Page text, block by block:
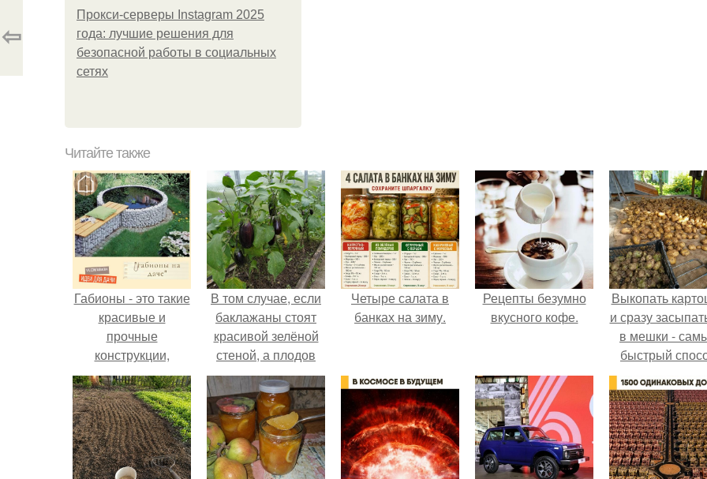
Прокси-серверы Instagram 2025
года: лучшие решения для
безопасной работы в социальных
сетях
⇦
Читайте также
Габионы - это такие
красивые и
прочные
конструкции,
которые
используют для
укрепления
берегов, создания
декоративных стен
и ландшафтных
В том случае, если
баклажаны стоят
красивой зелёной
стеной, а плодов
почти не видно -
радоваться тут
нечему.
Четыре салата в
банках на зиму.
Рецепты безумно
вкусного кофе.
Выкопать
и сразу
в мешки -
быстрый
спрятать
урожаем
порезы и
клубни.